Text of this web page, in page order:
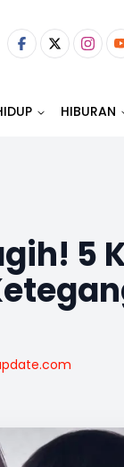
HIBURAN
5